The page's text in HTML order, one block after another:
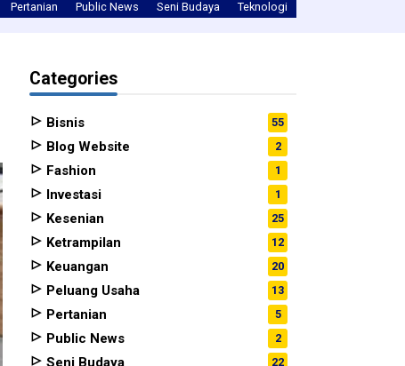
Pertanian Public News Seni Budaya Teknologi
Categories
Bisnis 55
Blog Website 2
Fashion 1
Investasi 1
Kesenian 25
Ketrampilan 12
Keuangan 20
Peluang Usaha 13
Pertanian 5
Public News 2
Seni Budaya 22